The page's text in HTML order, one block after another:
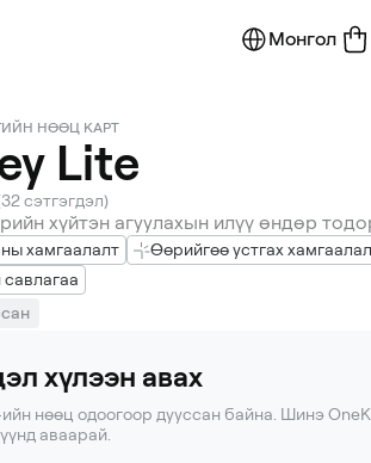
Монгол
НӨӨЦ КАРТ
Lite
32 сэтгэгдэл)
хүйтэн агуулахын илүү өндөр
хамгаалалт Өөрийгөө устгах
хүлээн авах
нөөц одоогоор дууссан байна. Шинэ
аваарай.